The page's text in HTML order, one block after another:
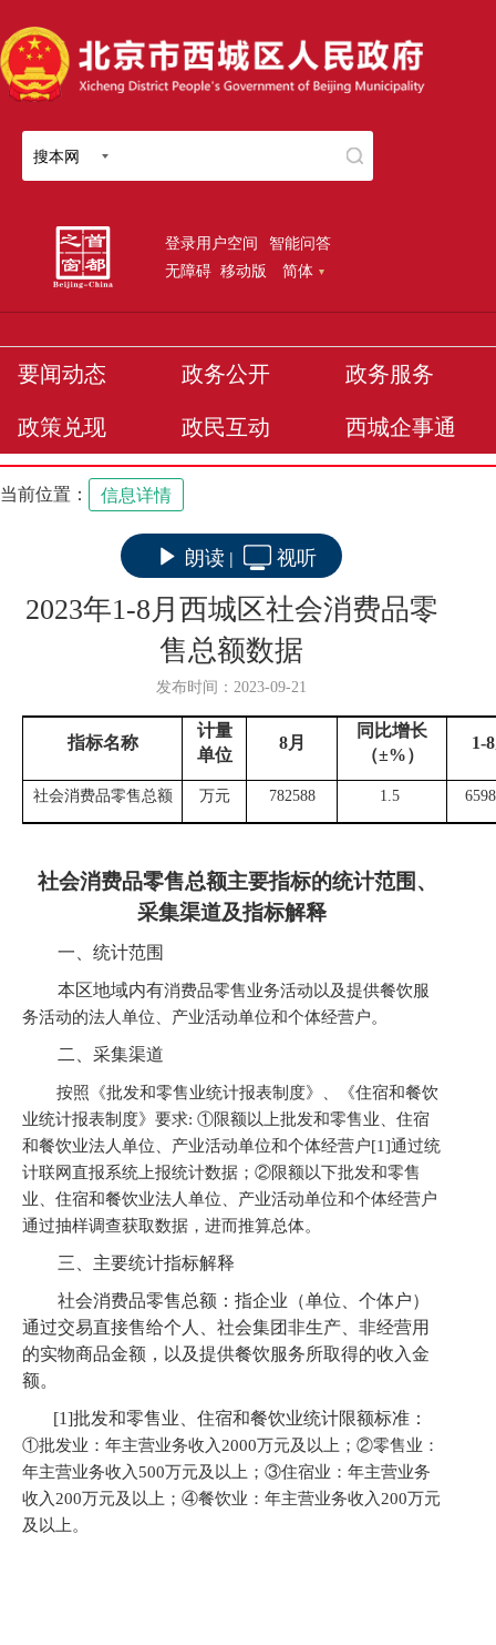
搜本网
登录用户空间 智能问答
无障碍 移动版 简体
要闻动态 政务公开 政务服务
政策兑现 政民互动 西城企事通
当前位置： 信息详情
朗读 | 视听
2023年1-8月西城区社会消费品零
售总额数据
发布时间：2023-09-21
指标名称
计量
单位
8月
同比增长
（±%）
1-8
社会消费品零售总额 万元 782588 1.5
社会消费品零售总额主要指标的统计范围、
采集渠道及指标解释
一、统计范围
本区地域内有消费品零售业务活动以及提供餐饮服
务活动的法人单位、产业活动单位和个体经营户。
二、采集渠道
按照《批发和零售业统计报表制度》、《住宿和餐饮
业统计报表制度》要求: ①限额以上批发和零售业、住宿
和餐饮业法人单位、产业活动单位和个体经营户[1]通过统
计联网直报系统上报统计数据； ②限额以下批发和零售
业、住宿和餐饮业法人单位、产业活动单位和个体经营户
通过抽样调查获取数据，进而推算总体。
三、主要统计指标解释
社会消费品零售总额：指企业（单位、个体户）
通过交易直接售给个人、社会集团非生产、非经营用
的实物商品金额，以及提供餐饮服务所取得的收入金
额。
[1]批发和零售业、住宿和餐饮业统计限额标准：
①批发业：年主营业务收入 2000万元及以上； ②零售业：
年主营业务收入 500万元及以上； ③住宿业： 年主营业务
收入 200万元及以上； ④餐饮业：年主营业务收入 200万元
及以上。